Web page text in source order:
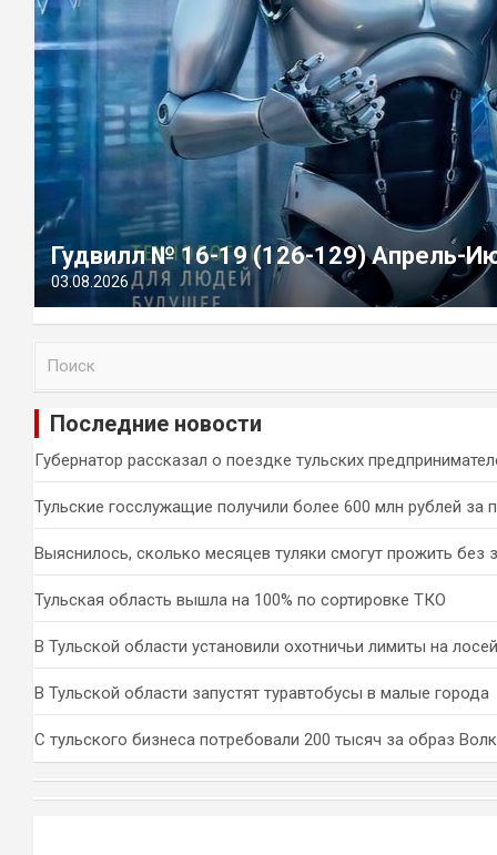
Гудвилл № 16-19 (126-129) Апрель-
03.08.2026
и
Последние новости
Губернатор рассказал о поездке тульских
Тульские госслужащие получили более 600 млн рублей за
Выяснилось, сколько месяцев туляки смогут прожить без
Тульская область вышла на 100% по сортировке ТКО
В Тульской области установили охотничьи лимиты на
В Тульской области запустят туравтобусы в малые города
С тульского бизнеса потребовали 200 тысяч за образ